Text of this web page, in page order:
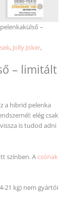
–
, Jolly Joker,
– limitált
a hibrid pelenka
elég csak
is tudod adni
színben. Acsónak
21 kg) nem gyártói